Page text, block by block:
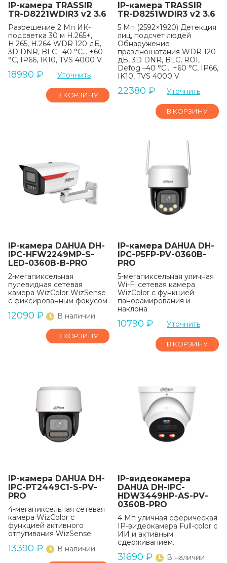
IP-камера TRASSIR
TR-D8221WDIR3 v2 3.6
Разрешение 2 Мп ИК-
подсветка 30 м H.265+,
H.265, H.264 WDR 120 дБ,
3D DNR, BLC –40 °C… +60
°C, IP66, IK10, TVS 4000 V
18990 ₽ Уточнить
В КОРЗИНУ
IP-камера TRASSIR
TR-D8251WDIR3 v2 3.6
5 Мп (2592×1920) Детекция
лиц, подсчет людей
Обнаружение
праздношатания WDR 120
дБ, 3D DNR, BLC, ROI,
Defog –40 °C… +60 °C, IP66,
IK10, TVS 4000 V
22380 ₽ Уточнить
В КОРЗИНУ
IP-камера DAHUA DH-
IPC-HFW2249MP-S-
LED-0360B-B-PRO
2-мегапиксельная
пулевидная сетевая
камера WizColor WizSense
с фиксированным фокусом
12090 ₽ В наличии
В КОРЗИНУ
IP-камера DAHUA DH-
IPC-P5FP-PV-0360B-
PRO
5-мегапиксельная уличная
Wi-Fi сетевая камера
WizColor с функцией
панорамирования и
наклона
10790 ₽ Уточнить
В КОРЗИНУ
IP-камера DAHUA DH-
IPC-PT2449C1-S-PV-
PRO
4-мегапиксельная сетевая
камера WizColor с
функцией активного
отпугивания WizSense
13390 ₽ В наличии
IP-видеокамера
DAHUA DH-IPC-
HDW3449HP-AS-PV-
0360B-PRO
4 Mп уличная сферическая
IP-видеокамера Full-color с
ИИ и активным
сдерживанием.
31690 ₽ В наличии